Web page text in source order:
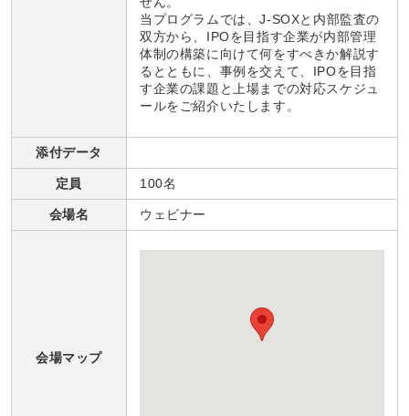
当プログラムでは、J-SOXと内部監査の
双方から、IPOを目指す企業が内部管理
体制の構築に向けて何をすべきか解説す
るとともに、事例を交えて、IPOを目指
す企業の課題と上場までの対応スケジュ
ールをご紹介いたします。
添付データ
定員 100名
会場名 ウェビナー
会場マップ